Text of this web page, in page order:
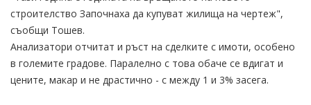
строителство Започнаха да купуват жилища на чертеж",
съобщи Тошев.
Анализатори отчитат и ръст на сделките с имоти, особено
в големите градове. Паралелно с това обаче се вдигат и
цените, макар и не драстично - с между 1 и 3% засега.